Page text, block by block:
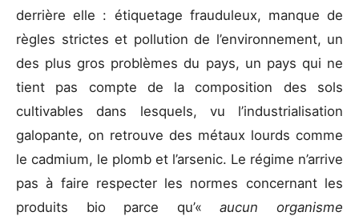
derrière elle : étiquetage frauduleux, manque de
règles strictes et pollution de l’environnement, un
des plus gros problèmes du pays, un pays qui ne
tient pas compte de la composition des sols
cultivables dans lesquels, vu l’industrialisation
galopante, on retrouve des métaux lourds comme
le cadmium, le plomb et l’arsenic. Le régime n’arrive
pas à faire respecter les normes concernant les
produits bio parce qu’«aucun organisme